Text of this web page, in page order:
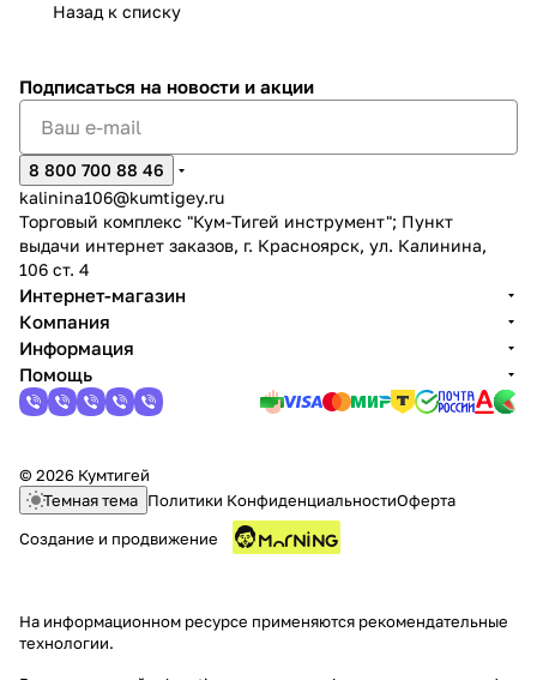
Назад к списку
Подписаться на новости и акции
8 800 700 88 46
kalinina106@kumtigey.ru
Торговый комплекс "Кум-Тигей инструмент"; Пункт
выдачи интернет заказов, г. Красноярск, ул. Калинина,
106 ст. 4
Интернет-магазин
Компания
Информация
Помощь
© 2026 Кумтигей
Темная тема Политики КонфиденциальностиОферта
Создание и продвижение
На информационном ресурсе применяются рекомендательные
технологии.